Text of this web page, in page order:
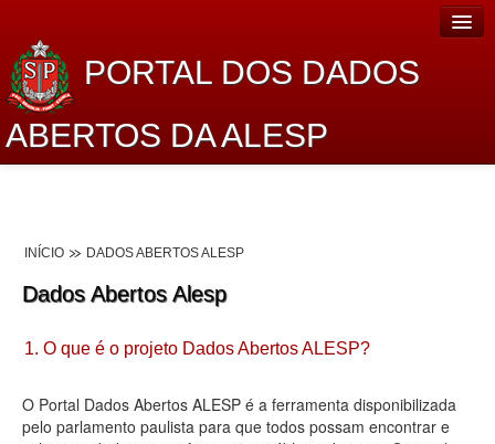
PORTAL DOS DADOS
ABERTOS DA ALESP
Lei de Acesso à Informação
Dados Governamentais Abertos
Planejamento
INÍCIO DADOS ABERTOS ALESP
Dados Abertos Alesp
1. O que é o projeto Dados Abertos ALESP?
O Portal Dados Abertos ALESP é a ferramenta disponibilizada
pelo parlamento paulista para que todos possam encontrar e